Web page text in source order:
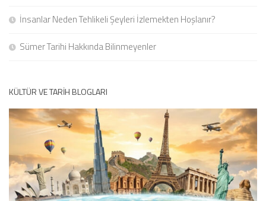
İnsanlar Neden Tehlikeli Şeyleri İzlemekten Hoşlanır?
Sümer Tarihi Hakkında Bilinmeyenler
KÜLTÜR VE TARIH BLOGLARI